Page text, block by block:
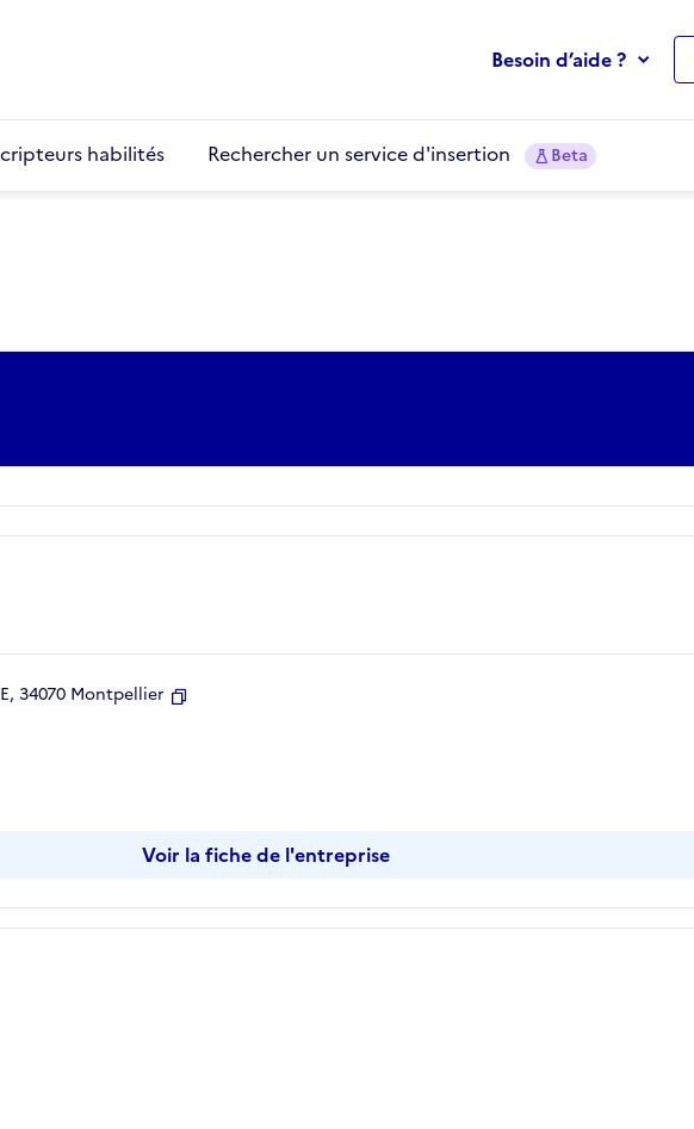
Besoin d’aide ?
habilités Rechercher un service d'insertion Beta
34070 Montpellier
Voir la fiche de l'entreprise